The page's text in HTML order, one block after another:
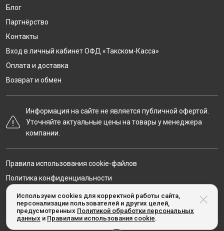
Используем cookies для корректной работы сайта,
персонализации пользователей и других целей,
предусмотренных Политикой обработки персональных
данных и Правилами использования cookie.
Блог
Партнёрство
Контакты
Вход в личный кабинет ОФД «Такском-Касса»
Оплата и доставка
Возврат и обмен
Информация на сайте не является публичной офертой.
Уточняйте актуальные цены на товары у менеджера
компании.
© Taxcom-kassa.ru, 2020-2026
Правила использования cookie-файлов
Политика конфиденциальности
Карта сайта